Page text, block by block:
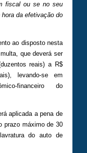
fiscal ou se no seu
da efetivação do
ao disposto nesta
que deverá ser
reais) a R$
levando-se em
financeiro do
aplicada a pena de
prazo máximo de 30
do auto de